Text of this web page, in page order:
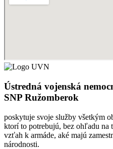
Ústredná vojenská
SNP Ružomberok
poskytuje svoje služby všetkým
ktorí to potrebujú, bez ohľadu na
vzťah k armáde, aké majú
národnosti.